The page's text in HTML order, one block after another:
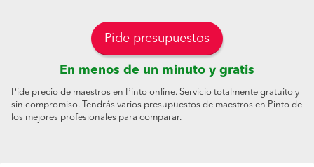
Pide presupuestos
En menos de un minuto y gratis
Pide precio de maestros en Pinto online. Servicio totalmente gratuito y
sin compromiso. Tendrás varios presupuestos de maestros en Pinto de
los mejores profesionales para comparar.